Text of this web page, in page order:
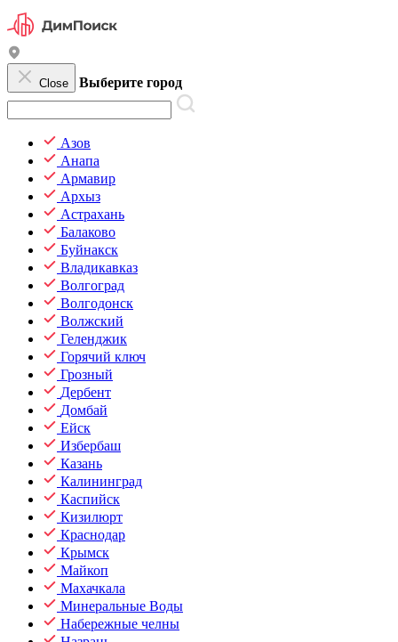
Close Выберите город
Азов
Анапа
Армавир
Архыз
Астрахань
Балаково
Буйнакск
Владикавказ
Волгоград
Волгодонск
Волжский
Геленджик
Горячий ключ
Грозный
Дербент
Домбай
Ейск
Избербаш
Казань
Калининград
Каспийск
Кизилюрт
Краснодар
Крымск
Майкоп
Махачкала
Минеральные Воды
Набережные челны